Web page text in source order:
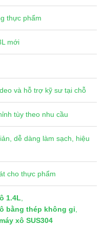
thực phẩm
mới
và hỗ trợ kỹ sư tại chỗ
tùy theo nhu cầu
dễ dàng làm sạch, hiệu
cho thực phẩm
1.4L
bằng thép không gỉ
xô SUS304